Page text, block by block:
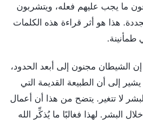
ما يجب عليهم فعله، ويتشربون
هذا هو أثر قراءة هذه الكلمات
طمأنينة.
الشيطان مجنون إلى أبعد الحدود،
إلى أن الطبيعة القديمة التي
لا تتغير. يتضح من هذا أن أعمال
البشر. لهذا فغالبًا ما يُذكِّر الله